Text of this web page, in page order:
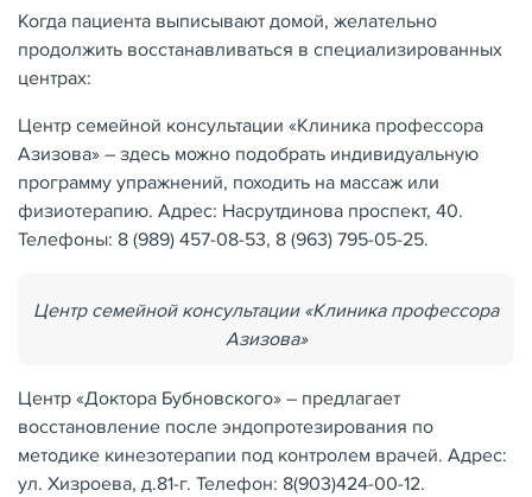
Когда пациента выписывают домой, желательно
продолжить восстанавливаться в специализированных
центрах:
Центр семейной консультации «Клиника профессора
Азизова» – здесь можно подобрать индивидуальную
программу упражнений, походить на массаж или
физиотерапию. Адрес: Насрутдинова проспект, 40.
Телефоны: 8 (989) 457-08-53, 8 (963) 795-05-25.
Центр семейной консультации «Клиника профессора
Азизова»
Центр «Доктора Бубновского» – предлагает
восстановление после эндопротезирования по
методике кинезотерапии под контролем врачей. Адрес:
ул. Хизроева, д.81-г. Телефон: 8(903)424-00-12.